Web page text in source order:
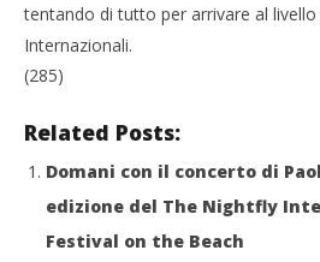
tentando di tutto per arrivare al livello
Internazionali.
(285)
Related Posts:
Domani con il concerto di
edizione del The Nightfly
Festival on the Beach